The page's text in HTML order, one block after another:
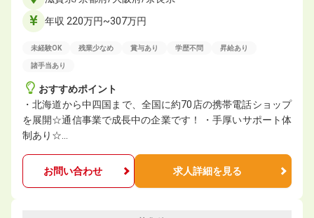
年収 220万円~307万円
未経験OK 残業少なめ 賞与あり 学歴不問 昇給あり
諸手当あり
おすすめポイント
・北海道から中四国まで、全国に約70店の携帯電話ショップ
を展開☆通信事業で成長中の企業です！ ・手厚いサポート体
制あり☆…
お問い合わせ 求人詳細を見る